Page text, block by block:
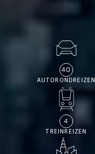
AUTORONDREIZEN
40
TREINREIZEN
4